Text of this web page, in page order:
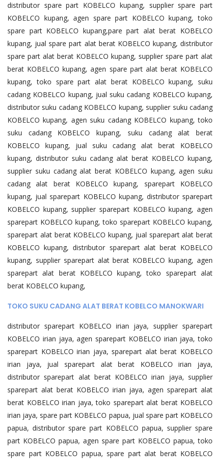
distributor spare part KOBELCO kupang, supplier spare part
KOBELCO kupang, agen spare part KOBELCO kupang, toko
spare part KOBELCO kupang,pare part alat berat KOBELCO
kupang, jual spare part alat berat KOBELCO kupang, distributor
spare part alat berat KOBELCO kupang, supplier spare part alat
berat KOBELCO kupang, agen spare part alat berat KOBELCO
kupang, toko spare part alat berat KOBELCO kupang, suku
cadang KOBELCO kupang, jual suku cadang KOBELCO kupang,
distributor suku cadang KOBELCO kupang, supplier suku cadang
KOBELCO kupang, agen suku cadang KOBELCO kupang, toko
suku cadang KOBELCO kupang, suku cadang alat berat
KOBELCO kupang, jual suku cadang alat berat KOBELCO
kupang, distributor suku cadang alat berat KOBELCO kupang,
supplier suku cadang alat berat KOBELCO kupang, agen suku
cadang alat berat KOBELCO kupang, sparepart KOBELCO
kupang, jual sparepart KOBELCO kupang, distributor sparepart
KOBELCO kupang, supplier sparepart KOBELCO kupang, agen
sparepart KOBELCO kupang, toko sparepart KOBELCO kupang,
sparepart alat berat KOBELCO kupang, jual sparepart alat berat
KOBELCO kupang, distributor sparepart alat berat KOBELCO
kupang, supplier sparepart alat berat KOBELCO kupang, agen
sparepart alat berat KOBELCO kupang, toko sparepart alat
berat KOBELCO kupang,
TOKO SUKU CADANG ALAT BERAT KOBELCO MANOKWARI
distributor sparepart KOBELCO irian jaya, supplier sparepart
KOBELCO irian jaya, agen sparepart KOBELCO irian jaya, toko
sparepart KOBELCO irian jaya, sparepart alat berat KOBELCO
irian jaya, jual sparepart alat berat KOBELCO irian jaya,
distributor sparepart alat berat KOBELCO irian jaya, supplier
sparepart alat berat KOBELCO irian jaya, agen sparepart alat
berat KOBELCO irian jaya, toko sparepart alat berat KOBELCO
irian jaya, spare part KOBELCO papua, jual spare part KOBELCO
papua, distributor spare part KOBELCO papua, supplier spare
part KOBELCO papua, agen spare part KOBELCO papua, toko
spare part KOBELCO papua, spare part alat berat KOBELCO